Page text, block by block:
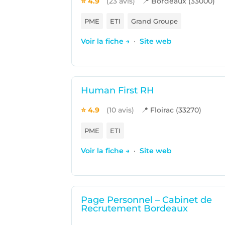
PME ETI Grand Groupe
Voir la fiche → · Site web
Human First RH
⭐ 4.9 (10 avis) 📍 Floirac (33270)
PME ETI
Voir la fiche → · Site web
Page Personnel – Cabinet de
Recrutement Bordeaux